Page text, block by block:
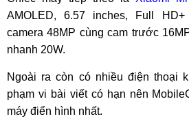
AMOLED, 6.57 inches, Full
camera 48MP cùng cam trước
nhanh 20W.
Ngoài ra còn có nhiều điện thoại
phạm vi bài viết có hạn nên
máy điển hình nhất.